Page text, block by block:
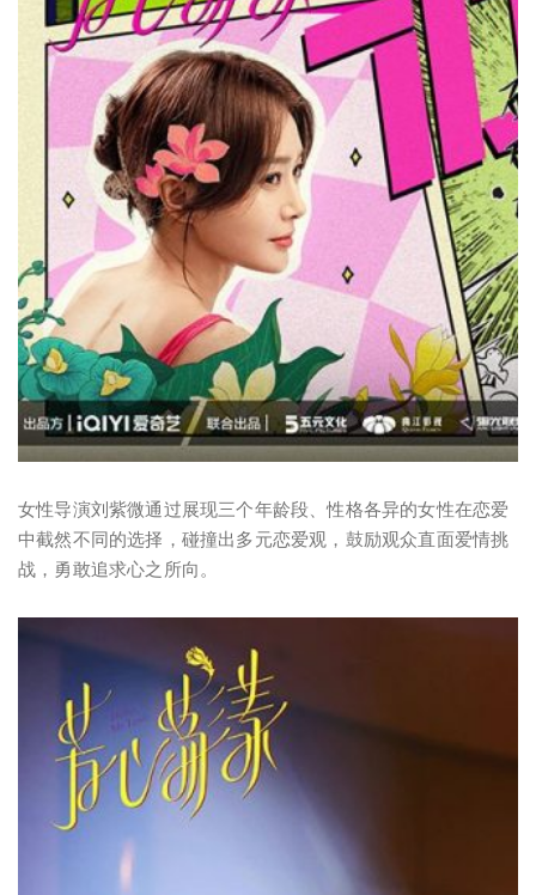
女性导演刘紫微通过展现三个年龄段、性格各异的女性在恋爱
中截然不同的选择，碰撞出多元恋爱观，鼓励观众直面爱情挑
战，勇敢追求心之所向。